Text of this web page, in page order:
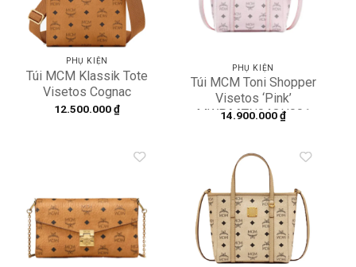
PHỤ KIỆN
Túi MCM Klassik Tote
Visetos Cognac
MMTAAKC02CO001
12.500.000₫
PHỤ KIỆN
Túi MCM Toni Shopper
Visetos ‘Pink’
MWPAATN04QH001
14.900.000₫
wishlist
Add to
wishlist